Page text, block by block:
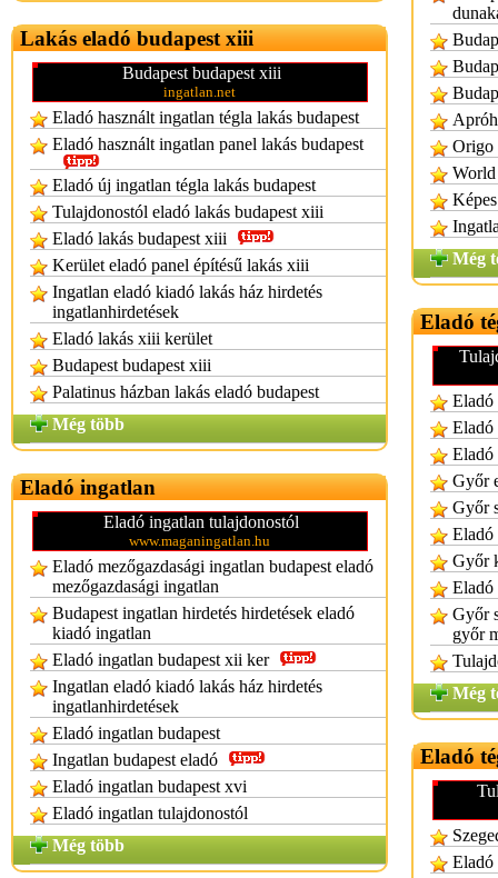
Lakás eladó budapest xiii
Budapest budapest xiii
ingatlan.net
Eladó használt ingatlan tégla lakás budapest
Eladó használt ingatlan panel lakás budapest
Eladó új ingatlan tégla lakás budapest
Tulajdonostól eladó lakás budapest xiii
Eladó lakás budapest xiii
Kerület eladó panel építésű lakás xiii
Ingatlan eladó kiadó lakás ház hirdetés
ingatlanhirdetések
Eladó lakás xiii kerület
Budapest budapest xiii
Palatinus házban lakás eladó budapest
Még több
Eladó ingatlan
Eladó ingatlan tulajdonostól
www.maganingatlan.hu
Eladó mezőgazdasági ingatlan budapest eladó
mezőgazdasági ingatlan
Budapest ingatlan hirdetés hirdetések eladó
kiadó ingatlan
Eladó ingatlan budapest xii ker
Ingatlan eladó kiadó lakás ház hirdetés
ingatlanhirdetések
Eladó ingatlan budapest
Ingatlan budapest eladó
Eladó ingatlan budapest xvi
Eladó ingatlan tulajdonostól
Még több
Origo
World
Még
Eladó
Eladó
Eladó
Eladó
Győr
Győr
Eladó
Győr
Eladó
Győr
győr
Még
Eladó
Eladó